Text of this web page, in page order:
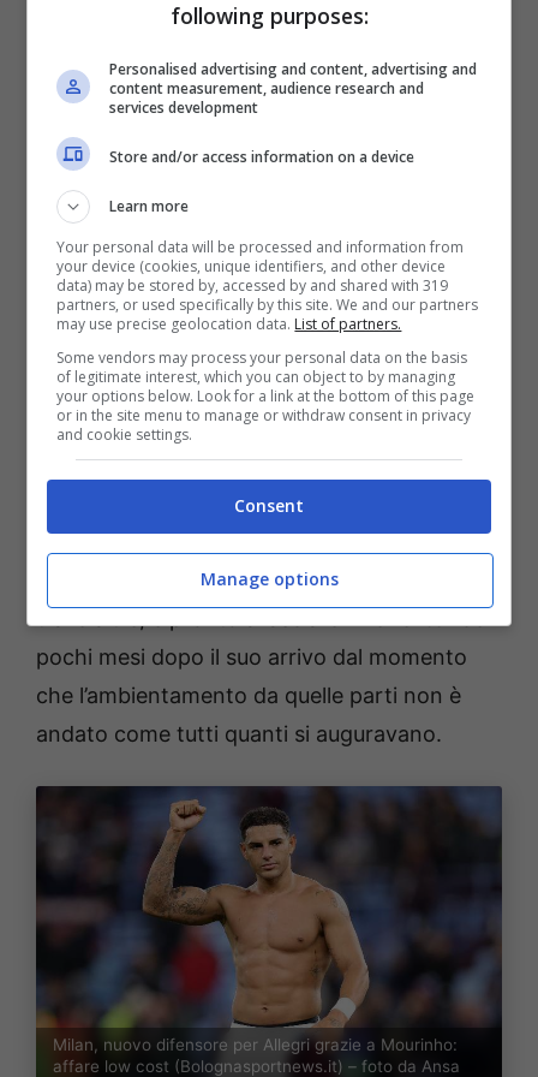
conoscenza dell’Inter. Stiamo parlando di
può succedere in questa estate pazza.
Milan, nuovo difensore per
Allegri grazie a Mourinho:
affare low cost
Serve un profilo di esperienza e si è spesso
sottolineato che a questa squadra manchi un
difensore centrale che sappia dare
esperienza e leadership al reparto. In tal
senso, un nome da tenere in considerazione
Milanè quello di
Carlos. Come raccontato daEkrem Konur,
infatti, il brasilianoex Siviglia e West Ham
pochi mesi dopo il suo arrivo dal momento
che l’ambientamento da quelle parti non è
andato come tutti quanti si auguravano.
Milan, nuovo difensore per Allegri grazie a Mourinho:
affare low cost (Bolognasportnews.it) – foto da Ansa
following purposes:
Personalised advertising and content, advertising and
content measurement, audience research and
services development
Store and/or access information on a device
Learn more
Your personal data will be processed and information from
your device (cookies, unique identifiers, and other device
data) may be stored by, accessed by and shared with 319
partners, or used specifically by this site. We and our partners
may use precise geolocation data. List of partners.
Some vendors may process your personal data on the basis
of legitimate interest, which you can object to by managing
your options below. Look for a link at the bottom of this page
or in the site menu to manage or withdraw consent in privacy
and cookie settings.
Consent
Manage options